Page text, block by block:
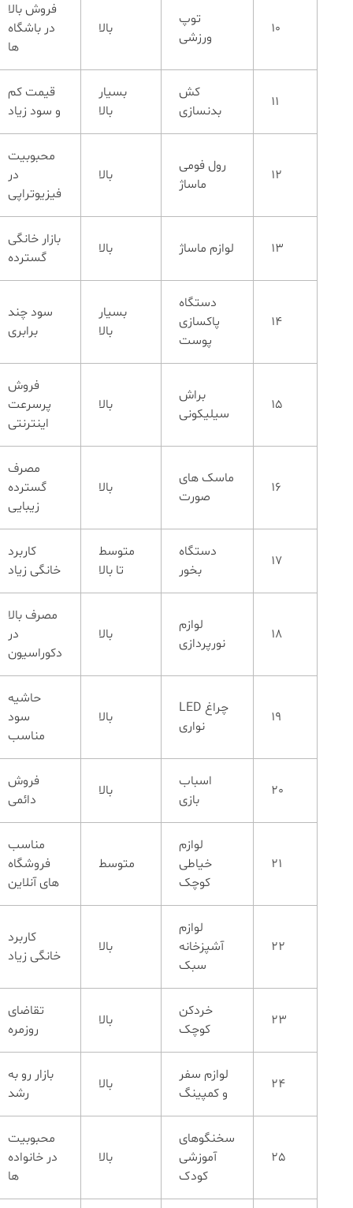
10
توپ
ورزشی
بالا
فروش بالا
در باشگاه
ها
11
کش
بدنسازی
بسیار
بالا
قیمت کم
و سود زیاد
12
رول فومی
ماساژ
بالا
محبوبیت
در
فیزیوتراپی
13 لوازم ماساژ بالا
بازار خانگی
گسترده
14
دستگاه
پاکسازی
پوست
بسیار
بالا
سود چند
برابری
15
براش
سیلیکونی
بالا
فروش
پرسرعت
اینترنتی
16
ماسک های
صورت
بالا
مصرف
گسترده
زیبایی
17
دستگاه
بخور
متوسط
تا بالا
کاربرد
خانگی زیاد
18
لوازم
نورپردازی
بالا
مصرف بالا
در
دکوراسیون
19
چراغ LED
نواری
بالا
حاشیه
سود
مناسب
20
اسباب
بازی
بالا
فروش
دائمی
21
لوازم
خیاطی
کوچک
متوسط
مناسب
فروشگاه
های آنلاین
22
لوازم
آشپزخانه
سبک
بالا
کاربرد
خانگی زیاد
23
خردکن
کوچک
بالا
تقاضای
روزمره
24
لوازم سفر
و کمپینگ
بالا
بازار رو به
رشد
25
سخنگوهای
آموزشی
کودک
بالا
محبوبیت
در خانواده
ها